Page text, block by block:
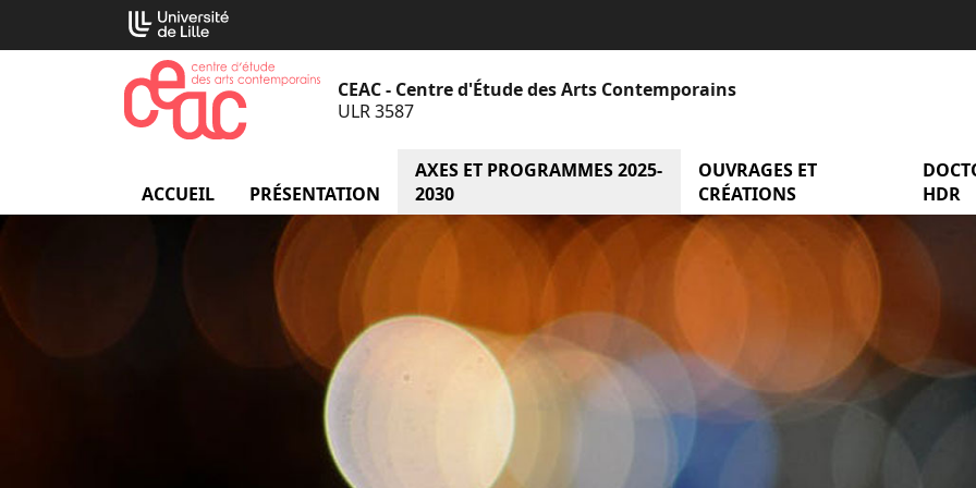
CEAC - Centre d'Étude des Arts Contemporains
ULR 3587
ACCUEIL PRÉSENTATION menu Présentation
AXES ET PROGRAMMES 2025-
2030
menu Axes et programmes 2025-
OUVRAGES ET
CRÉATIONS
menu
HDR
Cookies management panel